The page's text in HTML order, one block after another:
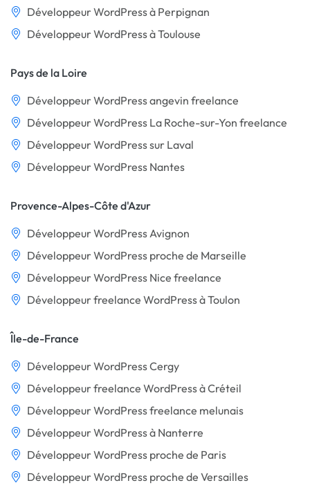
Développeur WordPress à Perpignan
Développeur WordPress à Toulouse
Pays de la Loire
Développeur WordPress angevin freelance
Développeur WordPress La Roche-sur-Yon freelance
Développeur WordPress sur Laval
Développeur WordPress Nantes
Provence-Alpes-Côte d'Azur
Développeur WordPress Avignon
Développeur WordPress proche de Marseille
Développeur WordPress Nice freelance
Développeur freelance WordPress à Toulon
Île-de-France
Développeur WordPress Cergy
Développeur freelance WordPress à Créteil
Développeur WordPress freelance melunais
Développeur WordPress à Nanterre
Développeur WordPress proche de Paris
Développeur WordPress proche de Versailles